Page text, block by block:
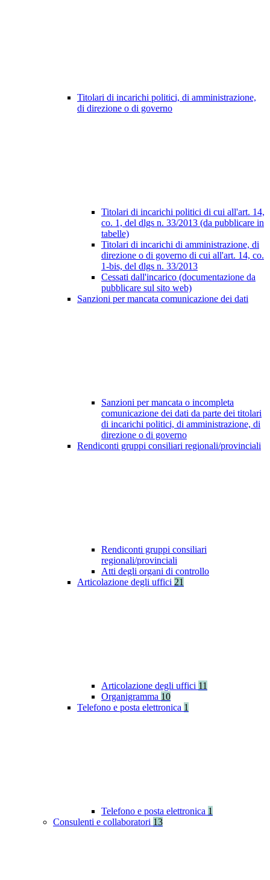
Titolari di incarichi politici, di amministrazione,
di direzione o di governo
Titolari di incarichi politici di cui all'art. 14,
co. 1, del dlgs n. 33/2013 (da pubblicare in
tabelle)
Titolari di incarichi di amministrazione, di
direzione o di governo di cui all'art. 14, co.
1-bis, del dlgs n. 33/2013
Cessati dall'incarico (documentazione da
pubblicare sul sito web)
Sanzioni per mancata comunicazione dei dati
Sanzioni per mancata o incompleta
comunicazione dei dati da parte dei titolari
di incarichi politici, di amministrazione, di
direzione o di governo
Rendiconti gruppi consiliari regionali/provinciali
Rendiconti gruppi consiliari
regionali/provinciali
Atti degli organi di controllo
Articolazione degli uffici 21
Articolazione degli uffici 11
Organigramma 10
Telefono e posta elettronica 1
Telefono e posta elettronica 1
Consulenti e collaboratori 13